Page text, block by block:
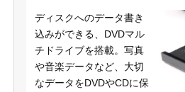
ディスクへのデータ書き
込みができる、DVDマル
チドライブを搭載。写真
や音楽データなど、大切
なデータをDVDやCDに保